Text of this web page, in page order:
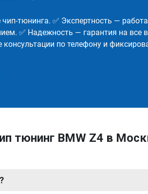
тюнинга. ✅ Экспертность —
✅ Надежность — гарантия на все
по телефону и
тюнинг BMW Z4 в